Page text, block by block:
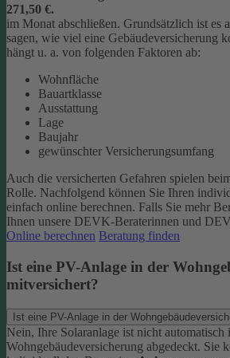
271,50 €.
im Monat abschließen. Grundsätzlich ist es
sagen, wie viel eine Gebäudeversicherung
hängt u. a. von folgenden Faktoren ab:
Wohnfläche
Bauartklasse
Ausstattung
Lage
Baujahr
gewünschter Versicherungsumfang
Auch die versicherten Gefahren spielen
Rolle. Nachfolgend können Sie Ihren
einfach online berechnen. Falls Sie mehr
Ihnen unsere DEVK-Beraterinnen und
Online berechnen Beratung finden
Ist eine PV-Anlage in der
mitversichert?
Ist eine PV-Anlage in der
Nein, Ihre Solaranlage ist nicht automatisch
Wohngebäudeversicherung abgedeckt. Sie